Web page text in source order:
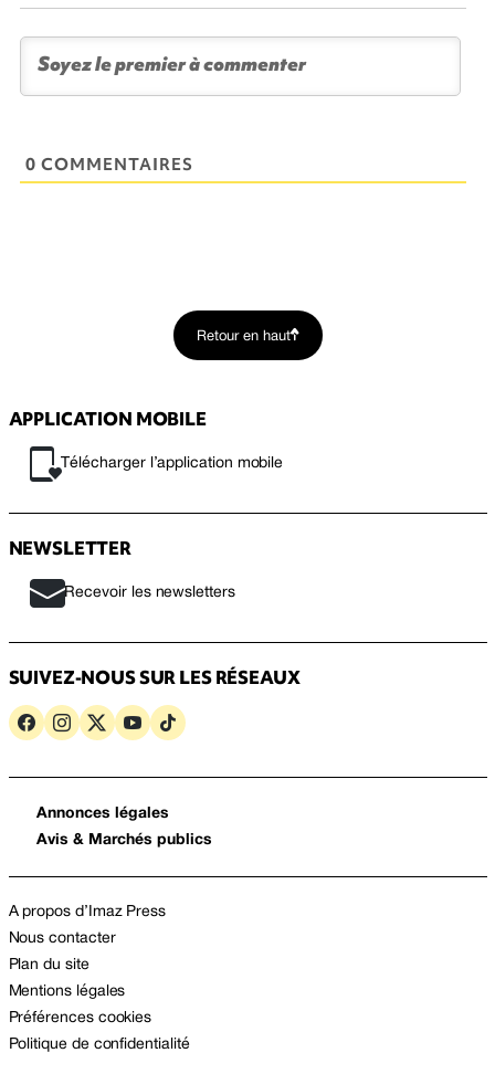
0 COMMENTAIRES
Retour en haut
APPLICATION MOBILE
Télécharger l’application mobile
NEWSLETTER
Recevoir les newsletters
SUIVEZ-NOUS SUR LES RÉSEAUX
Annonces légales
Avis & Marchés publics
A propos d’Imaz Press
Nous contacter
Plan du site
Mentions légales
Préférences cookies
Politique de confidentialité